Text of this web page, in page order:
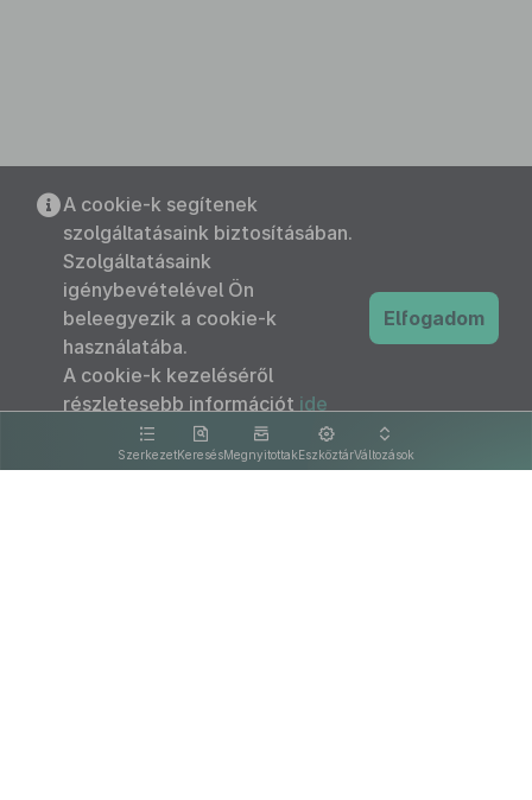
SzerkezetKeresésMegnyitottakEszköztárVáltozások
A cookie-k segítenek
szolgáltatásaink biztosításában.
Szolgáltatásaink
igénybevételével Ön
beleegyezik a cookie-k
használatába.
A cookie-k kezeléséről
részletesebb információt ide
kattintva olvashat.
Elfogadom